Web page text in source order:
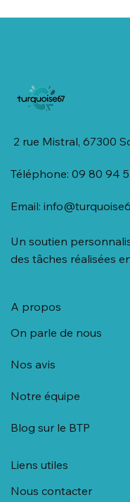
2 rue Mistral, 67300
Téléphone: 09 80 94
Email:
Un soutien
des tâches réalisées
A propos
On parle de nous
Nos avis
Notre équipe
Blog sur le BTP
Liens utiles
Nous contacter